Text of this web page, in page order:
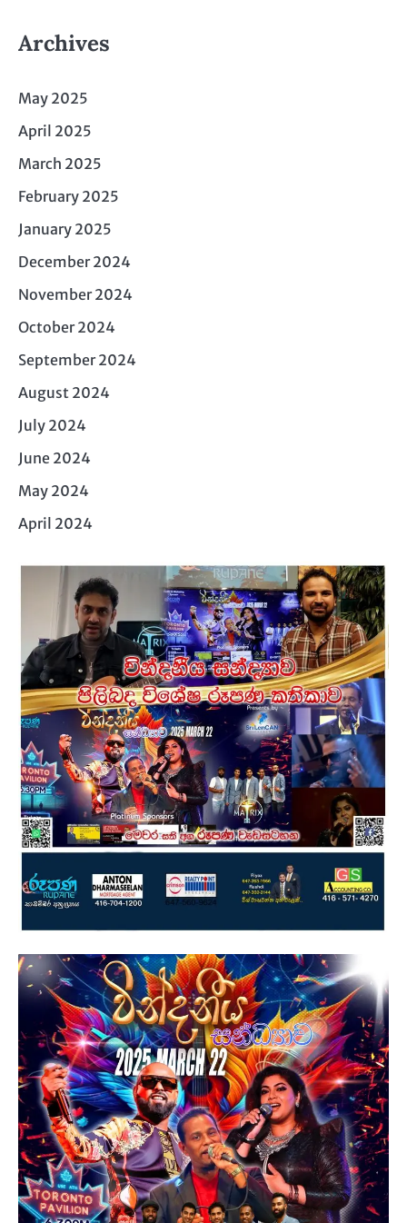
Archives
May 2025
April 2025
March 2025
February 2025
January 2025
December 2024
November 2024
October 2024
September 2024
August 2024
July 2024
June 2024
May 2024
April 2024